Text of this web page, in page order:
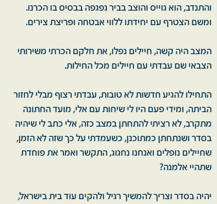
והתנדב, הוא גוייס והוצב בביר גפגפה בבסיס בו הכרנו.
ומשם הצטרף עם יחידתו ללווי אבטחה ופריצת צירים.
המצב היה קשה, חיילים נפלו, את חלקם הכרתי משירותי
הצבאי שם עבדתי עם חיילים מכל החילות.
התחילו להגיע חדשות לא טובות, עבדתי רצוף מבלי לחזור
הביתה, ומידי פעם היו לי שיחות עם אלי, מועד החתונה
מתקרב, לא רציתי להתחתן במצב כזה, אלי כתב לי שיהיה
בסדר ושנתחתן כמתוכנן, כשעמדתי על כך שזה לא הזמן,
שחיילים נופלים ואנחנו נחגוג, התקשר ואמר את פוחדת
שתהיי אלמנה?
יהיה בסדר וצריך להמשיך רגיל ולהקים עוד בית בישראל,